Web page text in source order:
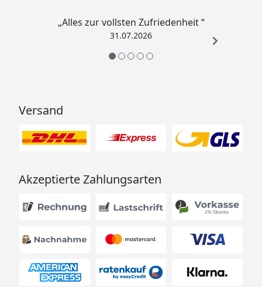
„Alles zur vollsten Zufriedenheit “
31.07.2026
Versand
Akzeptierte Zahlungsarten